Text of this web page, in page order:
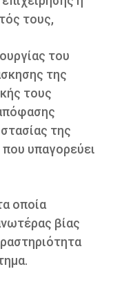
τους,
του
της
τους
της
υπαγορεύει
οποία
βίας